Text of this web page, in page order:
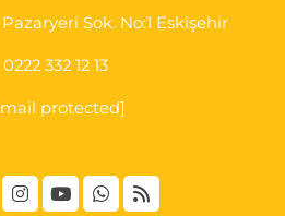
Sok. No:1 Eskişehir
0222 332 12 13
protected]